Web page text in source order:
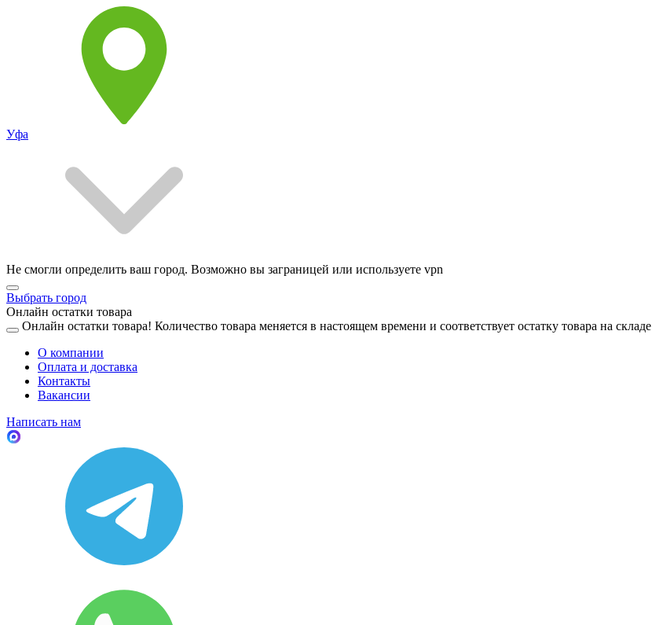
Уфа
Не смогли определить ваш город. Возможно вы заграницей или используете vpn
Выбрать город
Онлайн остатки товара
Онлайн остатки товара! Количество товара меняется в настоящем времени и соответствует остатку товара на складе
О компании
Оплата и доставка
Контакты
Вакансии
Написать нам